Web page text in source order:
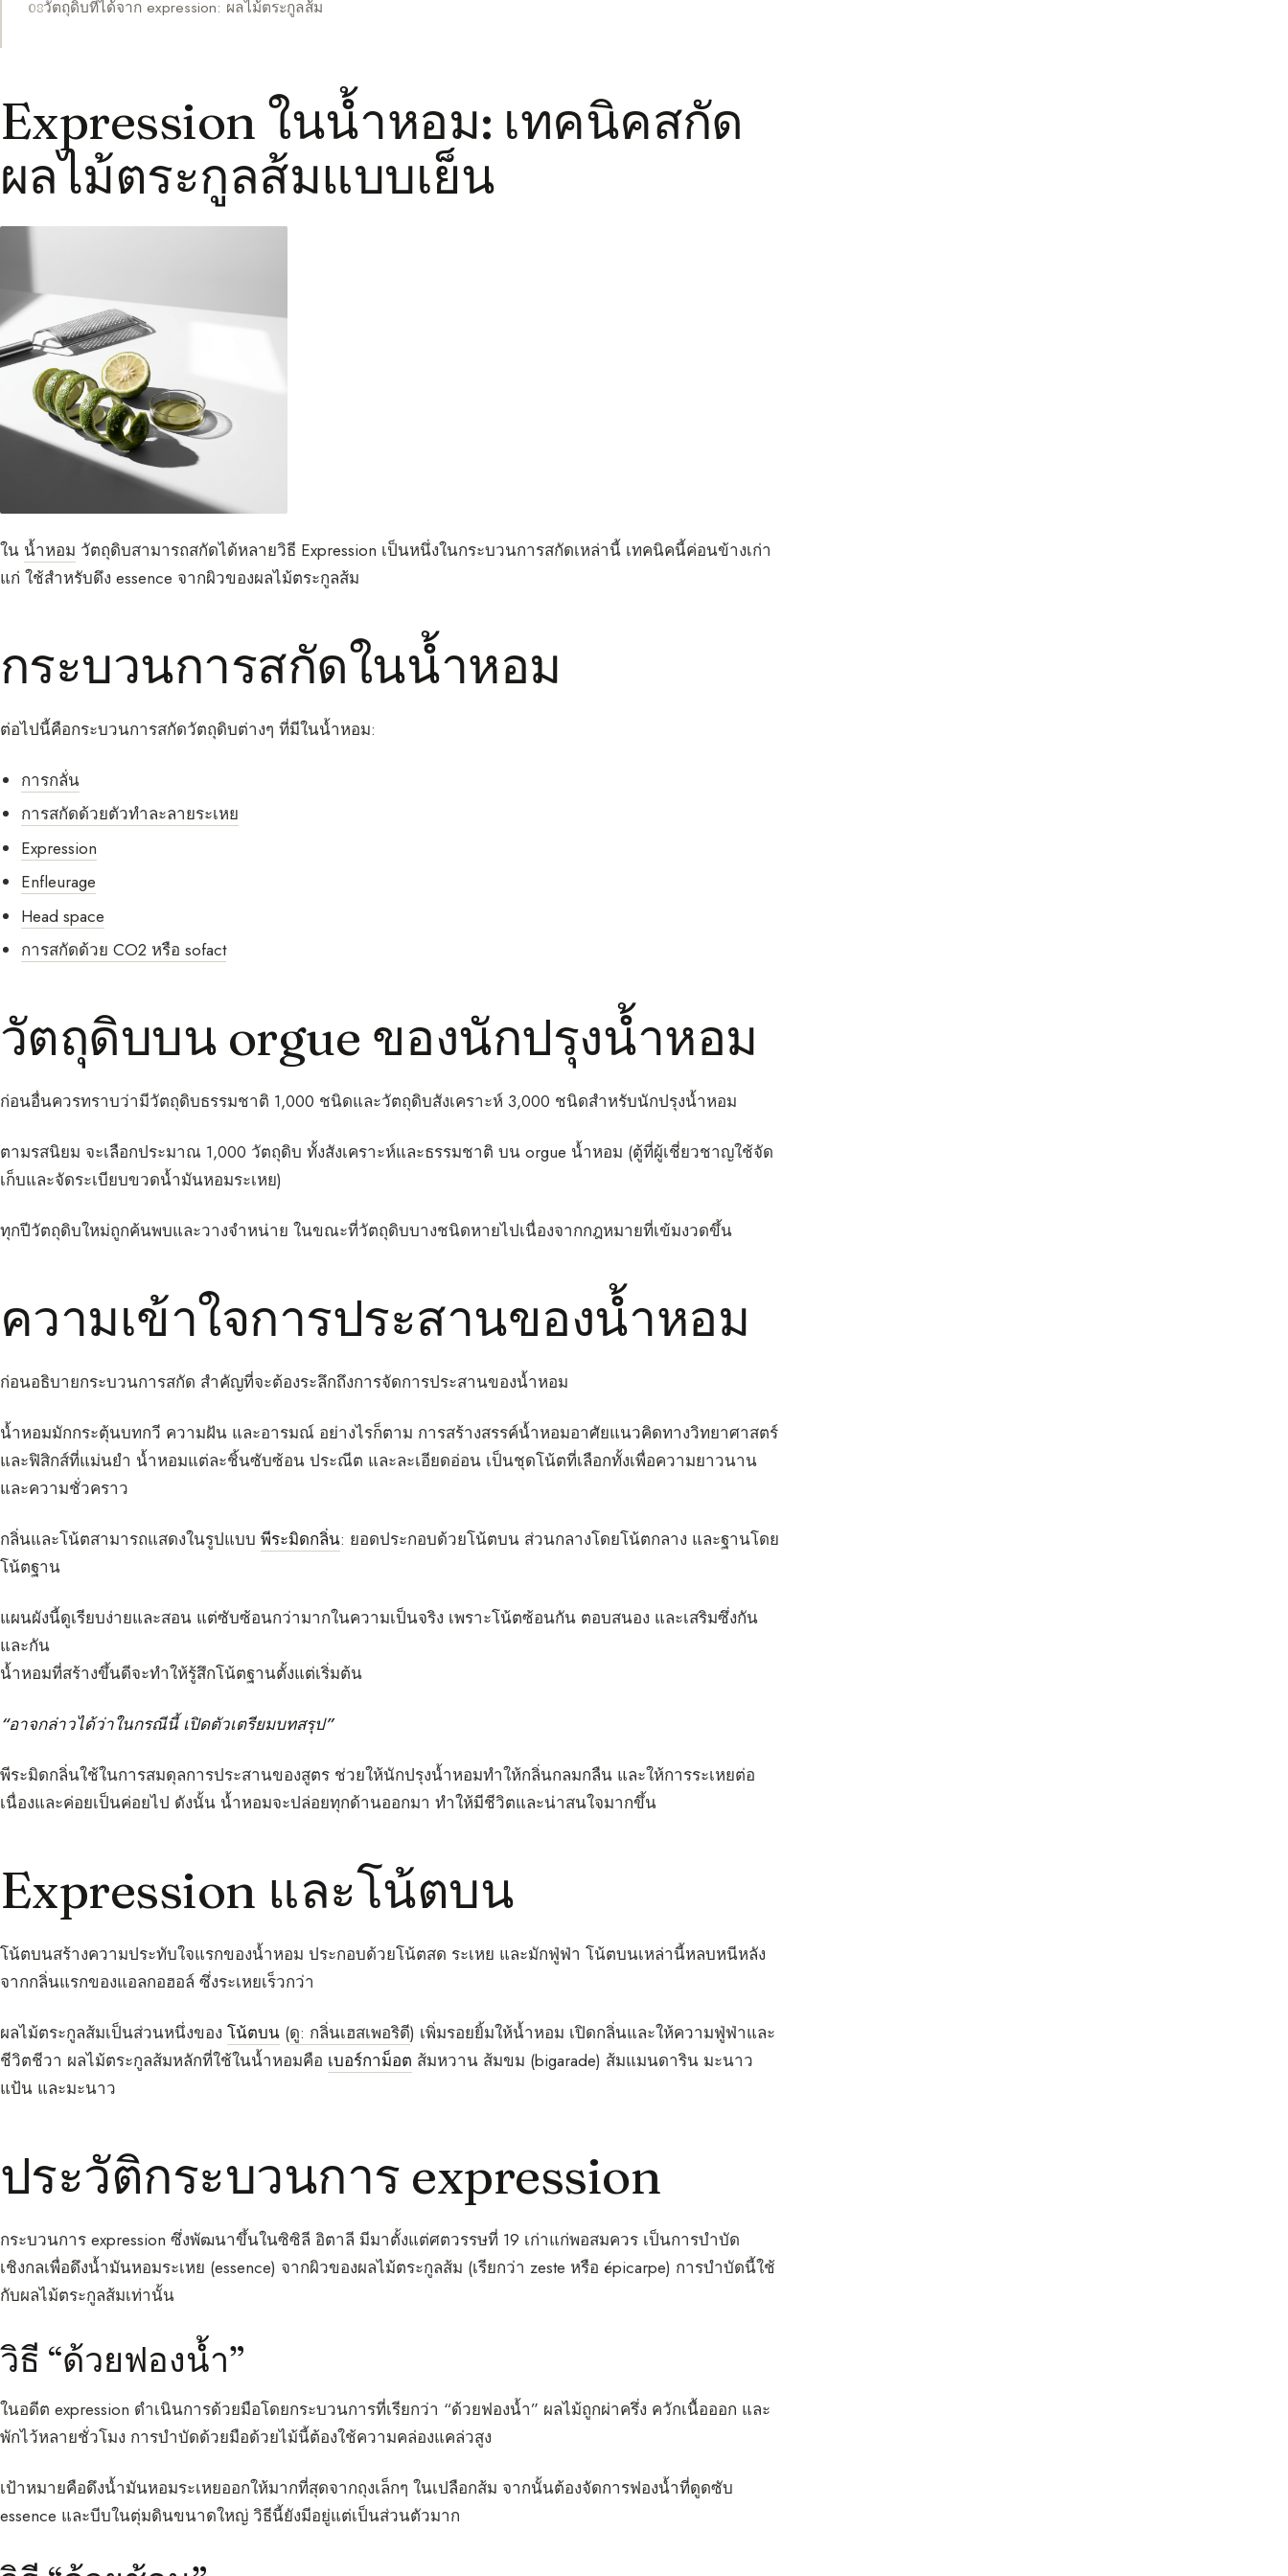
วัตถุดิบที่ได้จาก expression: ผลไม้ตระกูลส้ม
Expression ในน้ำหอม: เทคนิคสกัด
ผลไม้ตระกูลส้มแบบเย็น
ใน น้ำหอม วัตถุดิบสามารถสกัดได้หลายวิธี Expression เป็นหนึ่งในกระบวนการสกัดเหล่านี้ เทคนิคนี้ค่อนข้างเก่า
แก่ ใช้สำหรับดึง essence จากผิวของผลไม้ตระกูลส้ม
กระบวนการสกัดในน้ำหอม
ต่อไปนี้คือกระบวนการสกัดวัตถุดิบต่างๆ ที่มีในน้ำหอม:
การกลั่น
การสกัดด้วยตัวทำละลายระเหย
Expression
Enfleurage
Head space
การสกัดด้วย CO2 หรือ sofact
วัตถุดิบบน orgue ของนักปรุงน้ำหอม
ก่อนอื่นควรทราบว่ามีวัตถุดิบธรรมชาติ 1,000 ชนิดและวัตถุดิบสังเคราะห์ 3,000 ชนิดสำหรับนักปรุงน้ำหอม
ตามรสนิยม จะเลือกประมาณ 1,000 วัตถุดิบ ทั้งสังเคราะห์และธรรมชาติ บน orgue น้ำหอม (ตู้ที่ผู้เชี่ยวชาญใช้จัด
เก็บและจัดระเบียบขวดน้ำมันหอมระเหย)
ทุกปีวัตถุดิบใหม่ถูกค้นพบและวางจำหน่าย ในขณะที่วัตถุดิบบางชนิดหายไปเนื่องจากกฎหมายที่เข้มงวดขึ้น
ความเข้าใจการประสานของน้ำหอม
ก่อนอธิบายกระบวนการสกัด สำคัญที่จะต้องระลึกถึงการจัดการประสานของน้ำหอม
น้ำหอมมักกระตุ้นบทกวี ความฝัน และอารมณ์ อย่างไรก็ตาม การสร้างสรรค์น้ำหอมอาศัยแนวคิดทางวิทยาศาสตร์
และฟิสิกส์ที่แม่นยำ น้ำหอมแต่ละชิ้นซับซ้อน ประณีต และละเอียดอ่อน เป็นชุดโน้ตที่เลือกทั้งเพื่อความยาวนาน
และความชั่วคราว
กลิ่นและโน้ตสามารถแสดงในรูปแบบ พีระมิดกลิ่น: ยอดประกอบด้วยโน้ตบน ส่วนกลางโดยโน้ตกลาง และฐานโดย
โน้ตฐาน
แผนผังนี้ดูเรียบง่ายและสอน แต่ซับซ้อนกว่ามากในความเป็นจริง เพราะโน้ตซ้อนกัน ตอบสนอง และเสริมซึ่งกัน
และกัน
น้ำหอมที่สร้างขึ้นดีจะทำให้รู้สึกโน้ตฐานตั้งแต่เริ่มต้น
“อาจกล่าวได้ว่าในกรณีนี้ เปิดตัวเตรียมบทสรุป”
พีระมิดกลิ่นใช้ในการสมดุลการประสานของสูตร ช่วยให้นักปรุงน้ำหอมทำให้กลิ่นกลมกลืน และให้การระเหยต่อ
เนื่องและค่อยเป็นค่อยไป ดังนั้น น้ำหอมจะปล่อยทุกด้านออกมา ทำให้มีชีวิตและน่าสนใจมากขึ้น
Expression และโน้ตบน
โน้ตบนสร้างความประทับใจแรกของน้ำหอม ประกอบด้วยโน้ตสด ระเหย และมักฟู่ฟ่า โน้ตบนเหล่านี้หลบหนีหลัง
จากกลิ่นแรกของแอลกอฮอล์ ซึ่งระเหยเร็วกว่า
ผลไม้ตระกูลส้มเป็นส่วนหนึ่งของ โน้ตบน (ดู: กลิ่นเฮสเพอริดี) เพิ่มรอยยิ้มให้น้ำหอม เปิดกลิ่นและให้ความฟู่ฟ่าและ
ชีวิตชีวา ผลไม้ตระกูลส้มหลักที่ใช้ในน้ำหอมคือ เบอร์กาม็อต ส้มหวาน ส้มขม (bigarade) ส้มแมนดาริน มะนาว
แป้น และมะนาว
ประวัติกระบวนการ expression
กระบวนการ expression ซึ่งพัฒนาขึ้นในซิซิลี อิตาลี มีมาตั้งแต่ศตวรรษที่ 19 เก่าแก่พอสมควร เป็นการบำบัด
เชิงกลเพื่อดึงน้ำมันหอมระเหย (essence) จากผิวของผลไม้ตระกูลส้ม (เรียกว่า zeste หรือ épicarpe) การบำบัดนี้ใช้
กับผลไม้ตระกูลส้มเท่านั้น
วิธี “ด้วยฟองน้ำ”
ในอดีต expression ดำเนินการด้วยมือโดยกระบวนการที่เรียกว่า “ด้วยฟองน้ำ” ผลไม้ถูกผ่าครึ่ง ควักเนื้อออก และ
พักไว้หลายชั่วโมง การบำบัดด้วยมือด้วยไม้นี้ต้องใช้ความคล่องแคล่วสูง
เป้าหมายคือดึงน้ำมันหอมระเหยออกให้มากที่สุดจากถุงเล็กๆ ในเปลือกส้ม จากนั้นต้องจัดการฟองน้ำที่ดูดซับ
essence และบีบในตุ่มดินขนาดใหญ่ วิธีนี้ยังมีอยู่แต่เป็นส่วนตัวมาก